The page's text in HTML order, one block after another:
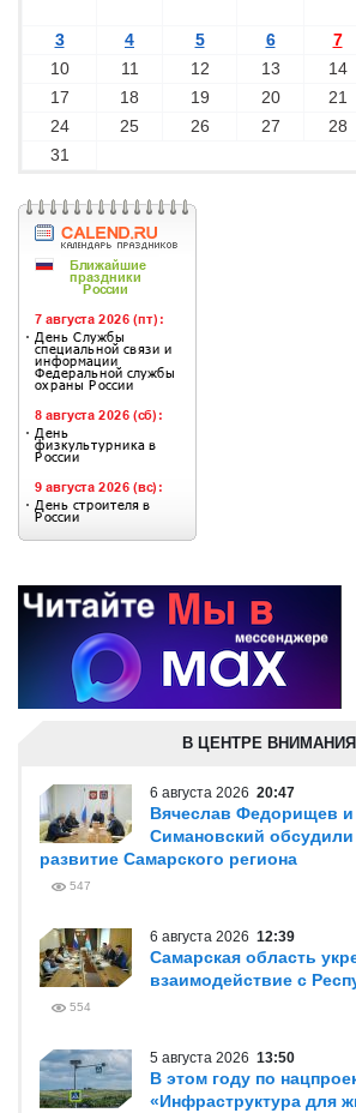
3
4 5 6 7
10
11 12 13 14
17
18 19 20 21
24
25 26 27 28
31
В ЦЕНТРЕ ВНИМАНИЯ
6 августа 2026 20:47
Вячеслав Федорищев
Симановский обсудили
развитие Самарского региона
547
6 августа 2026 12:39
Самарская область
взаимодействие с
554
5 августа 2026 13:50
В этом году по
«Инфраструктура для